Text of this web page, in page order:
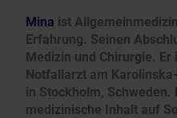
Mina ist
Erfahrung. Seinen
Medizin und Chirurgie. Er
Notfallarzt am
in Stockholm,
medizinische Inhalt auf